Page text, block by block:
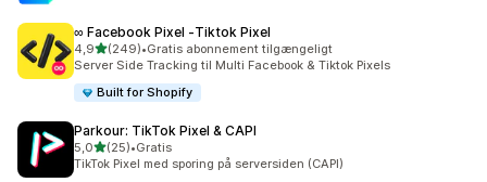
∞ Facebook Pixel ‑Tiktok Pixel
4,9ud af 5 stjerner
(249)
249 anmeldelser i alt
•Gratis abonnement tilgængeligt
Server Side Tracking til Multi Facebook & Tiktok Pixels
Built for Shopify
Parkour: TikTok Pixel & CAPI
5,0ud af 5 stjerner
(25)
25 anmeldelser i alt
•Gratis
TikTok Pixel med sporing på serversiden (CAPI)